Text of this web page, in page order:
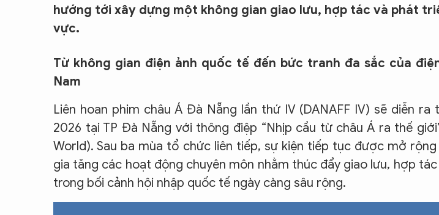
hướng tới xây dựng một không gian giao lưu, hợp tác và phát
vực.
Từ không gian điện ảnh quốc tế đến bức tranh đa sắc của
Nam
Liên hoan phim châu Á Đà Nẵng lần thứ IV (DANAFF IV) sẽ diễn
2026 tại TP Đà Nẵng với thông điệp “Nhịp cầu từ châu Á ra thế
World). Sau ba mùa tổ chức liên tiếp, sự kiện tiếp tục được mở
gia tăng các hoạt động chuyên môn nhằm thúc đẩy giao lưu, hợp
trong bối cảnh hội nhập quốc tế ngày càng sâu rộng.